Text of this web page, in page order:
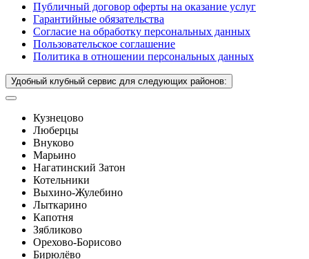
Публичный договор оферты на оказание услуг
Гарантийные обязательства
Согласие на обработку персональных данных
Пользовательское соглашение
Политика в отношении персональных данных
Удобный клубный сервис для следующих районов:
Кузнецово
Люберцы
Внуково
Марьино
Нагатинский Затон
Котельники
Выхино-Жулебино
Лыткарино
Капотня
Зябликово
Орехово-Борисово
Бирюлёво